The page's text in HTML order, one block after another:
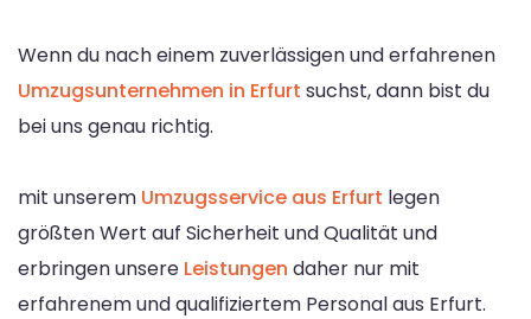
Wenn du nach einem zuverlässigen und erfahrenen
Umzugsunternehmen in Erfurt suchst, dann bist du
bei uns genau richtig.
mit unserem Umzugsservice aus Erfurt legen
größten Wert auf Sicherheit und Qualität und
erbringen unsere Leistungen daher nur mit
erfahrenem und qualifiziertem Personal aus Erfurt.